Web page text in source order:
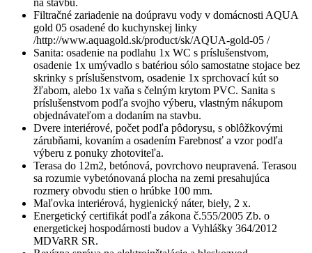
Filtračné zariadenie na doúpravu vody v domácnosti AQUA
gold 05 osadené do kuchynskej linky
/http://www.aquagold.sk/product/sk/AQUA-gold-05 /
Sanita: osadenie na podlahu 1x WC s príslušenstvom,
osadenie 1x umývadlo s batériou sólo samostatne stojace bez
skrinky s príslušenstvom, osadenie 1x sprchovací kút so
žľabom, alebo 1x vaňa s čelným krytom PVC. Sanita s
príslušenstvom podľa svojho výberu, vlastným nákupom
objednávateľom a dodaním na stavbu.
Dvere interiérové, počet podľa pôdorysu, s oblôžkovými
zárubňami, kovaním a osadením Farebnosť a vzor podľa
výberu z ponuky zhotoviteľa.
Terasa do 12m2, betónová, povrchovo neupravená. Terasou
sa rozumie vybetónovaná plocha na zemi presahujúca
rozmery obvodu stien o hrúbke 100 mm.
Maľovka interiérová, hygienický náter, biely, 2 x.
Energetický certifikát podľa zákona č.555/2005 Zb. o
energetickej hospodárnosti budov a Vyhlášky 364/2012
MDVaRR SR.